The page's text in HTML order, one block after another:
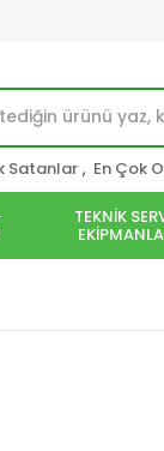
Satanlar , En Çok
TEKNİK